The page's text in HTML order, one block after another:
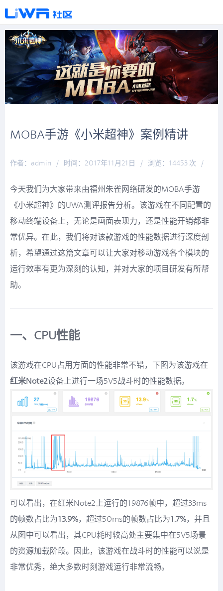
MOBA手游《小米超神》案例精讲
作者：admin / 时间：2017年11月21日 / 浏览：14453 次
/
今天我们为大家带来由福州朱雀网络研发的MOBA手游
《小米超神》的UWA测评报告分析。该游戏在不同配置的
移动终端设备上，无论是画面表现力，还是性能开销都非
常优异。在此，我们将对该款游戏的性能数据进行深度剖
析，希望通过这篇文章可以让大家对移动游戏各个模块的
运行效率有更为深刻的认知，并对大家的项目研发有所帮
助。
一、CPU性能
该游戏在CPU占用方面的性能非常不错，下图为该游戏在
红米Note2设备上进行一场5V5战斗时的性能数据。
可以看出，在红米Note2上运行的19876帧中，超过33ms
的帧数占比为13.9%，超过50ms的帧数占比为1.7%，并且
从图中可以看出，其CPU耗时较高处主要集中在5V5场景
的资源加载阶段。因此，该游戏在战斗时的性能可以说是
非常优秀，绝大多数时刻游戏运行非常流畅。